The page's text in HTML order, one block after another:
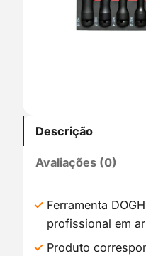
Descrição
Avaliações (0)
Ferramenta
profissional em
Produto